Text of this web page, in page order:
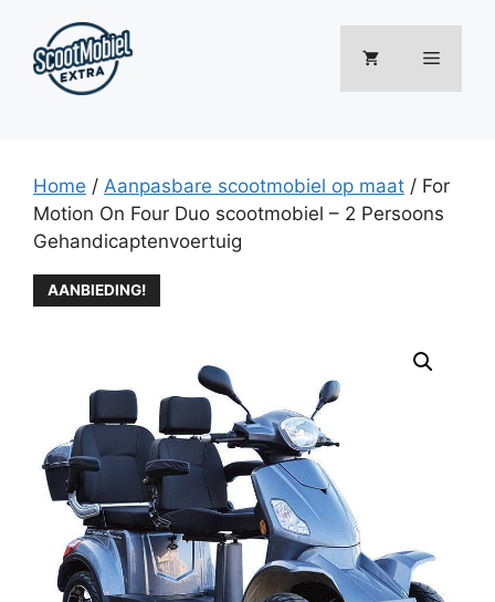
inhoud
Menu
Home / Aanpasbare scootmobiel op maat / For
Motion On Four Duo scootmobiel – 2 Persoons
Gehandicaptenvoertuig
AANBIEDING!